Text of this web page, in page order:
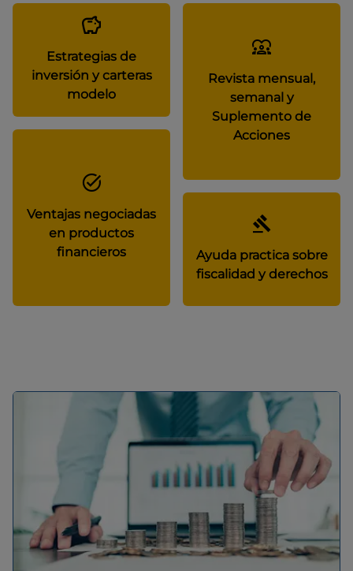
Estrategias de
inversión y carteras
modelo
Revista mensual,
semanal y
Suplemento de
Acciones
Ventajas negociadas
en productos
financieros
Ayuda practica sobre
fiscalidad y derechos